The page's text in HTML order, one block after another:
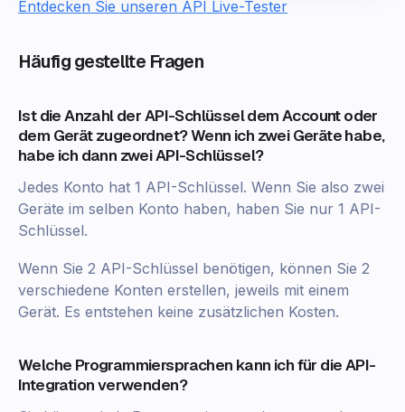
Entdecken Sie unseren API Live-Tester
Häufig gestellte Fragen
Ist die Anzahl der API-Schlüssel dem Account oder
dem Gerät zugeordnet? Wenn ich zwei Geräte habe,
habe ich dann zwei API-Schlüssel?
Jedes Konto hat 1 API-Schlüssel. Wenn Sie also zwei
Geräte im selben Konto haben, haben Sie nur 1 API-
Schlüssel.
Wenn Sie 2 API-Schlüssel benötigen, können Sie 2
verschiedene Konten erstellen, jeweils mit einem
Gerät. Es entstehen keine zusätzlichen Kosten.
Welche Programmiersprachen kann ich für die API-
Integration verwenden?